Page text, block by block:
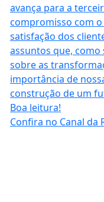
Confira no Canal da